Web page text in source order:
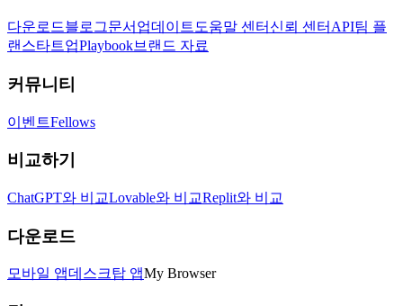
다운로드블로그문서 업데이트 도움말 센터 신뢰 센터 API팀 플
랜 스타트업Playbook브랜드 자료
커뮤니티
이벤트Fellows
비교하기
ChatGPT와 비교Lovable와 비교Replit와 비교
다운로드
모바일 앱데스크탑 앱My Browser